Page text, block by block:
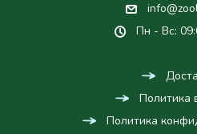
Пн - Вс:
Политика
Политика